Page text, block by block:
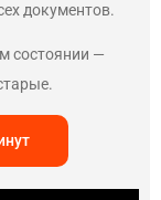
документов.
состоянии —